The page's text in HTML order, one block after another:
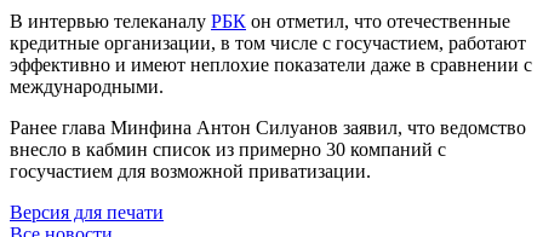
В интервью телеканалу РБК он отметил, что отечественные
кредитные организации, в том числе с госучастием, работают
эффективно и имеют неплохие показатели даже в сравнении с
международными.
Ранее глава Минфина Антон Силуанов заявил, что ведомство
внесло в кабмин список из примерно 30 компаний с
госучастием для возможной приватизации.
Версия для печати